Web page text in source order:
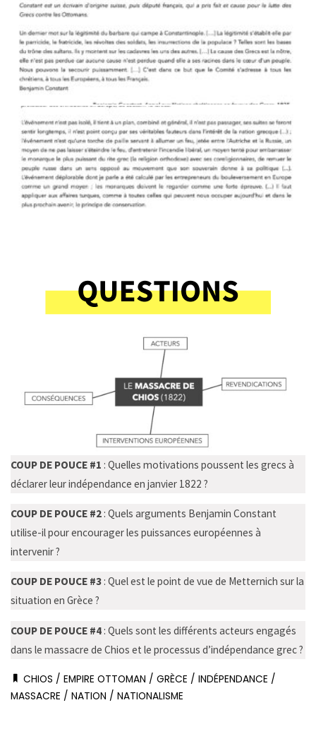
COUP DE POUCE #1 : Quelles motivations poussent les grecs à
déclarer leur indépendance en janvier 1822 ?
COUP DE POUCE #2 : Quels arguments Benjamin Constant
utilise-il pour encourager les puissances européennes à
intervenir ?
COUP DE POUCE #3 : Quel est le point de vue de Metternich sur la
situation en Grèce ?
COUP DE POUCE #4 : Quels sont les différents acteurs engagés
dans le massacre de Chios et le processus d’indépendance grec ?
CHIOS /EMPIRE OTTOMAN /GRÈCE /INDÉPENDANCE /
MASSACRE /NATION /NATIONALISME